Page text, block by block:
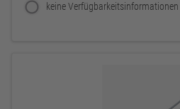
keine Verfügbarkeitsinformationen